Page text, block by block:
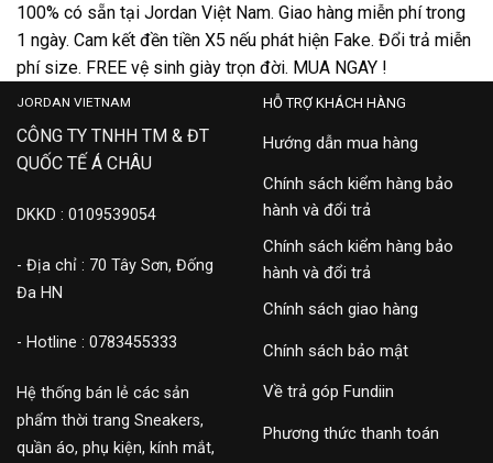
100% có sẵn tại Jordan Việt Nam. Giao hàng miễn phí trong
1 ngày. Cam kết đền tiền X5 nếu phát hiện Fake. Đổi trả miễn
phí size. FREE vệ sinh giày trọn đời. MUA NGAY !
JORDAN VIETNAM
CÔNG TY TNHH TM & ĐT
QUỐC TẾ Á CHÂU
DKKD : 0109539054
- Địa chỉ : 70 Tây Sơn, Đống
Đa HN
- Hotline : 0783455333
Hệ thống bán lẻ các sản
phẩm thời trang Sneakers,
quần áo, phụ kiện, kính mắt,
HỖ TRỢ KHÁCH HÀNG
Hướng dẫn mua hàng
Chính sách kiểm hàng bảo
hành và đổi trả
Chính sách kiểm hàng bảo
hành và đổi trả
Chính sách giao hàng
Chính sách bảo mật
Về trả góp Fundiin
Phương thức thanh toán